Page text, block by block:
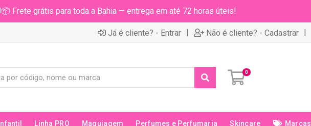
Frete grátis para toda a Bahia — entrega em até 72 horas úteis!
Já é cliente? - Entrar | Não é cliente? - Cadastrar |
0
Linha PRO Maquiagem Perfumes e Perfumaria Skincare Marcas